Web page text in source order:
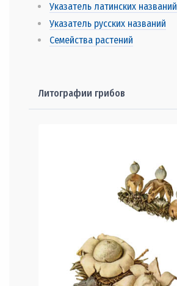
Указатель латинских названий
Указатель русских названий
Семейства растений
Литографии грибов